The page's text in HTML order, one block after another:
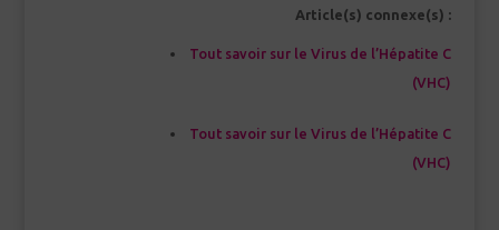
Article(s) connexe(s) :
Tout savoir sur le Virus de l’Hépatite C
(VHC)
Tout savoir sur le Virus de l’Hépatite C
(VHC)